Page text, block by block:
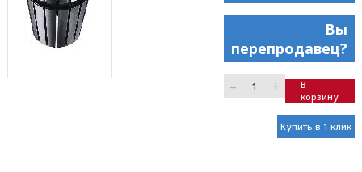
Вы
перепродавец?
– +
В
корзину
Купить в 1 клик